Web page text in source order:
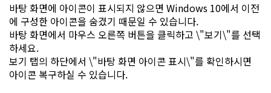
바탕 화면에 아이콘이 표시되지 않으면 Windows 10에서 이전
에 구성한 아이콘을 숨겼기 때문일 수 있습니다.
바탕 화면에서 마우스 오른쪽 버튼을 클릭하고 \"보기\"를 선택
하세요.
보기 탭의 하단에서 \"바탕 화면 아이콘 표시\"를 확인하시면
아이콘 복구하실 수 있습니다.